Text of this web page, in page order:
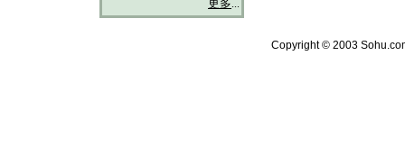
更多...
Copyright © 2003